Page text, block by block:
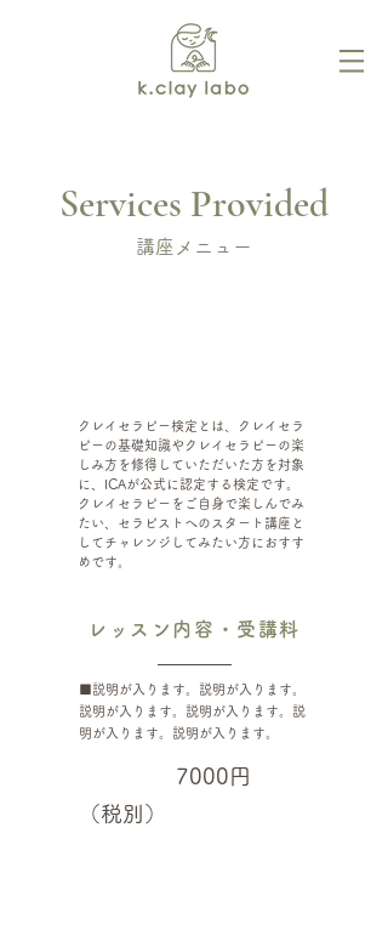
Services Provided
講座メニュー
クレイセラピー検定とは、クレイセラ
ピーの基礎知識やクレイセラピーの楽
しみ方を修得していただいた方を対象
に、ICAが公式に認定する検定です。
クレイセラピーをご自身で楽しんでみ
たい、セラピストへのスタート講座と
してチャレンジしてみたい方におすす
めです。
レッスン内容・受講料
■説明が入ります。説明が入ります。
説明が入ります。説明が入ります。説
明が入ります。説明が入ります。
7000円
（税別）